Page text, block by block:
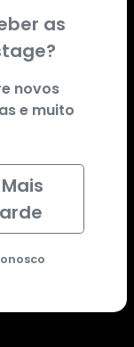
as
?
novos
e muito